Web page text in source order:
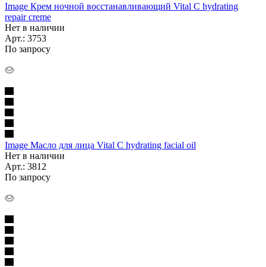
Image Крем ночной восстанавливающий Vital C hydrating
repair creme
Нет в наличии
Арт.: 3753
По запросу
Image Масло для лица Vital C hydrating facial oil
Нет в наличии
Арт.: 3812
По запросу